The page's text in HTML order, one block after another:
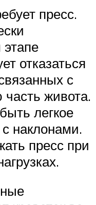
пресс.
отказаться
с
живота.
легкое
наклонами.
пресс при